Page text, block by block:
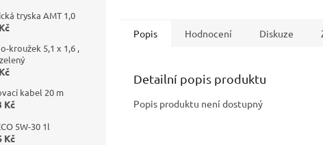
tryska AMT 1,0
kroužek 5,1 x 1,6 ,
kabel 20 m
Kč
5W-30 1l
Kč
Popis Hodnocení Diskuze
Detailní popis produktu
Popis produktu není dostupný